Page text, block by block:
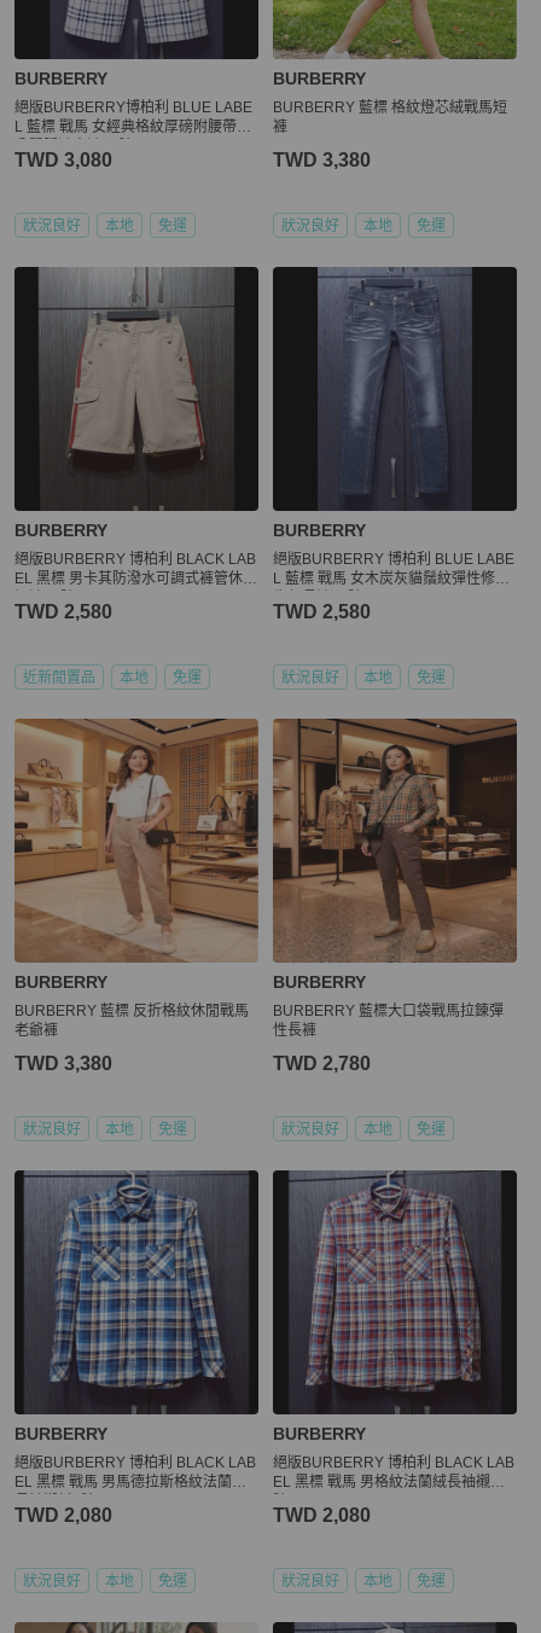
BURBERRY
絕版BURBERRY博柏利 BLUE LABE
L 藍標 戰馬 女經典格紋厚磅附腰帶八
TWD 3,080
狀況良好 本地 免運
BURBERRY
BURBERRY 藍標 格紋燈芯絨戰馬短
褲
TWD 3,380
狀況良好 本地 免運
BURBERRY
絕版BURBERRY 博柏利 BLACK LAB
EL 黑標 男卡其防潑水可調式褲管休閒
TWD 2,580
近新閒置品 本地 免運
BURBERRY
絕版BURBERRY 博柏利 BLUE LABE
L 藍標 戰馬 女木炭灰貓鬚紋彈性修身
TWD 2,580
狀況良好 本地 免運
BURBERRY
BURBERRY 藍標 反折格紋休閒戰馬
老爺褲
TWD 3,380
狀況良好 本地 免運
BURBERRY
BURBERRY 藍標大口袋戰馬拉錬彈
性長褲
TWD 2,780
狀況良好 本地 免運
BURBERRY
絕版BURBERRY 博柏利 BLACK LAB
EL 黑標 戰馬 男馬德拉斯格紋法蘭絨
TWD 2,080
狀況良好 本地 免運
BURBERRY
絕版BURBERRY 博柏利 BLACK LAB
EL 黑標 戰馬 男格紋法蘭絨長袖襯衫2
TWD 2,080
狀況良好 本地 免運